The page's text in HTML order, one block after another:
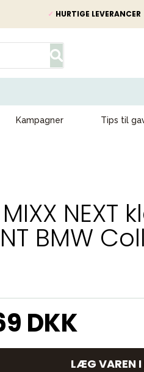
✓ HURTIGE LEVERANCER
Kampagner Tips til
NEXT
BMW
DKK
LÆG VAREN I